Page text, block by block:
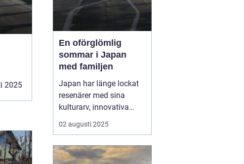
2025
En oförglömlig
sommar i Japan
med familjen
Japan har länge lockat
resenärer med sina
kulturarv, innovativa
städer och slående
landskap. Att planera
kanvara en underbar ...
02 augusti 2025